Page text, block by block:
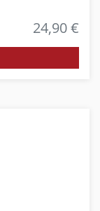
24,90 €